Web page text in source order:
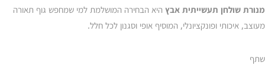
מנורת שולחן תעשייתית אבץ היא הבחירה המושלמת למי שמחפש גוף תאורה
מעוצב, איכותי ופונקציונלי, המוסיף אופי וסגנון לכל חלל.
שתף